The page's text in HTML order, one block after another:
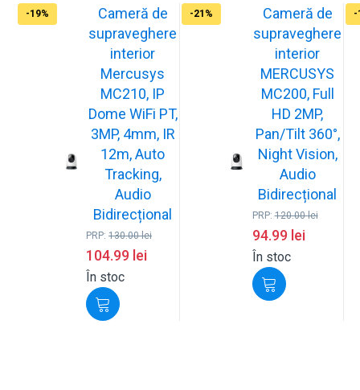
-19%
Cameră de
supraveghere
interior
Mercusys
MC210, IP
Dome WiFi PT,
3MP, 4mm, IR
12m, Auto
Tracking,
Audio
Bidirecțional
PRP:130.00lei
104.99 lei
În stoc
-21%
Cameră de
supraveghere
interior
MERCUSYS
MC200, Full
HD 2MP,
Pan/Tilt 360°,
Night Vision,
Audio
Bidirecțional
PRP:120.00lei
94.99 lei
În stoc
-